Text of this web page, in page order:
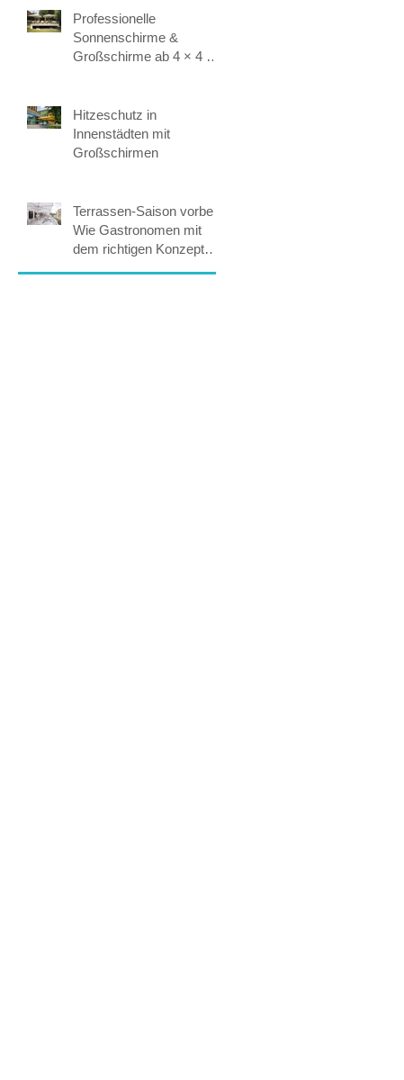
Professionelle
Sonnenschirme &
Großschirme ab 4 × 4 m:
Ansprüche.
Hitzeschutz in
Innenstädten mit
Großschirmen
Terrassen-Saison vorbei?
Wie Gastronomen mit
dem richtigen Konzept